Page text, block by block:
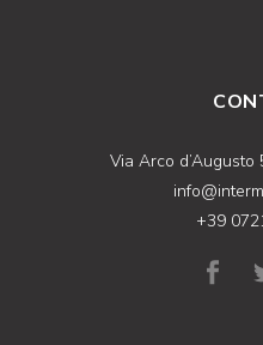
Via Arco d’Augusto
+39